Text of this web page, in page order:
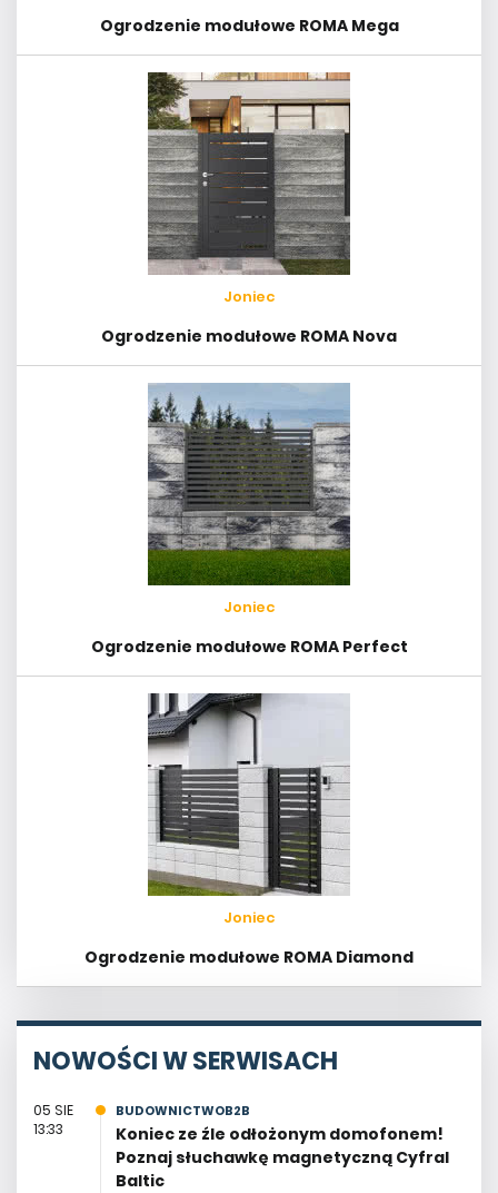
Ogrodzenie modułowe ROMA Mega
Joniec
Ogrodzenie modułowe ROMA Nova
Joniec
Ogrodzenie modułowe ROMA Perfect
Joniec
Ogrodzenie modułowe ROMA Diamond
NOWOŚCI W SERWISACH
05 SIE
13:33
BUDOWNICTWOB2B
Koniec ze źle odłożonym domofonem!
Poznaj słuchawkę magnetyczną Cyfral
Baltic